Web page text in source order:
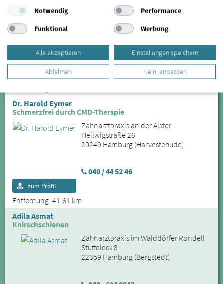
Physiotherapie in der Schanze
Altonaer Straße 61
20357 Hamburg (Sternschanze)
040 – 492 228 88
zum Profil
Dr. Harold Eymer
Schmerzfrei durch CMD-Therapie
Zahnarztpraxis an der Alster
Heilwigstraße 26
20249 Hamburg (Harvestehude)
040 / 44 52 46
Entfernung: 41.61 km
zum Profil
Adila Asmat
Knirschschienen
Zahnarztpraxis im Walddörfer Rondell
Stüffeleck 8
22359 Hamburg (Bergstedt)
Notwendig
Performance
Funktional
Werbung
Alle akzeptieren Einstellungen speichern
Ablehnen Nein, anpassen